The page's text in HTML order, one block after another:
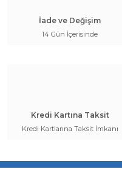
İade ve Değişim
14 Gün İçerisinde
Kredi Kartına Taksit
Kredi Kartlarına Taksit İmkanı